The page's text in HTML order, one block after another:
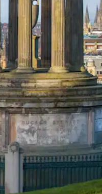
इस्तेमाल करके एक्सप्लोर करें।